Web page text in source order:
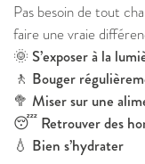
Pas besoin de tout
faire une vraie
🌞 S’exposer à la
🚶 Bouger
🥦 Miser sur une
😴 Retrouver des
💧 Bien s’hydrater